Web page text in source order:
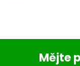
Mějte